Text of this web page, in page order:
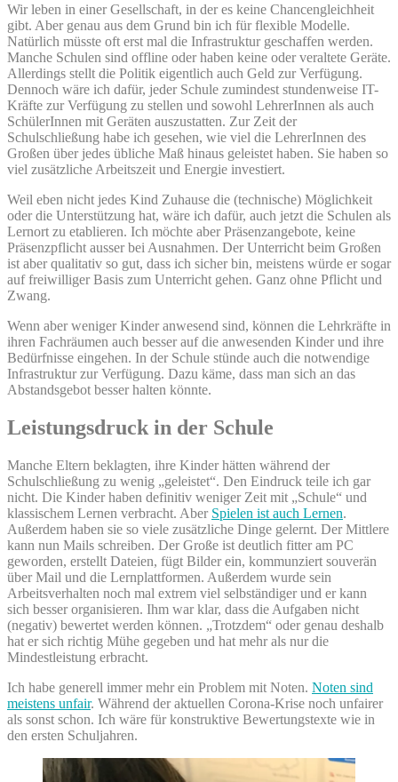
Wir leben in einer Gesellschaft, in der es keine Chancengleichheit
gibt. Aber genau aus dem Grund bin ich für flexible Modelle.
Natürlich müsste oft erst mal die Infrastruktur geschaffen werden.
Manche Schulen sind offline oder haben keine oder veraltete Geräte.
Allerdings stellt die Politik eigentlich auch Geld zur Verfügung.
Dennoch wäre ich dafür, jeder Schule zumindest stundenweise IT-
Kräfte zur Verfügung zu stellen und sowohl LehrerInnen als auch
SchülerInnen mit Geräten auszustatten. Zur Zeit der
Schulschließung habe ich gesehen, wie viel die LehrerInnen des
Großen über jedes übliche Maß hinaus geleistet haben. Sie haben so
viel zusätzliche Arbeitszeit und Energie investiert.
Weil eben nicht jedes Kind Zuhause die (technische) Möglichkeit
oder die Unterstützung hat, wäre ich dafür, auch jetzt die Schulen als
Lernort zu etablieren. Ich möchte aber Präsenzangebote, keine
Präsenzpflicht ausser bei Ausnahmen. Der Unterricht beim Großen
ist aber qualitativ so gut, dass ich sicher bin, meistens würde er sogar
auf freiwilliger Basis zum Unterricht gehen. Ganz ohne Pflicht und
Zwang.
Wenn aber weniger Kinder anwesend sind, können die Lehrkräfte in
ihren Fachräumen auch besser auf die anwesenden Kinder und ihre
Bedürfnisse eingehen. In der Schule stünde auch die notwendige
Infrastruktur zur Verfügung. Dazu käme, dass man sich an das
Abstandsgebot besser halten könnte.
Leistungsdruck in der Schule
Manche Eltern beklagten, ihre Kinder hätten während der
Schulschließung zu wenig „geleistet“. Den Eindruck teile ich gar
nicht. Die Kinder haben definitiv weniger Zeit mit „Schule“ und
klassischem Lernen verbracht. Aber Spielen ist auch Lernen.
Außerdem haben sie so viele zusätzliche Dinge gelernt. Der Mittlere
kann nun Mails schreiben. Der Große ist deutlich fitter am PC
geworden, erstellt Dateien, fügt Bilder ein, kommunziert souverän
über Mail und die Lernplattformen. Außerdem wurde sein
Arbeitsverhalten noch mal extrem viel selbständiger und er kann
sich besser organisieren. Ihm war klar, dass die Aufgaben nicht
(negativ) bewertet werden können. „Trotzdem“ oder genau deshalb
hat er sich richtig Mühe gegeben und hat mehr als nur die
Mindestleistung erbracht.
Ich habe generell immer mehr ein Problem mit Noten. Noten sind
meistens unfair. Während der aktuellen Corona-Krise noch unfairer
als sonst schon. Ich wäre für konstruktive Bewertungstexte wie in
den ersten Schuljahren.